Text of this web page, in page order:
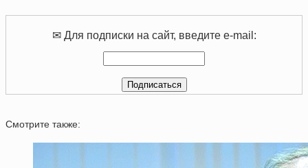
✉ Для подписки на сайт, введите e-mail:
Смотрите также: